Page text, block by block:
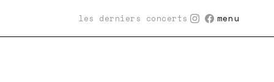
les derniers concerts menu